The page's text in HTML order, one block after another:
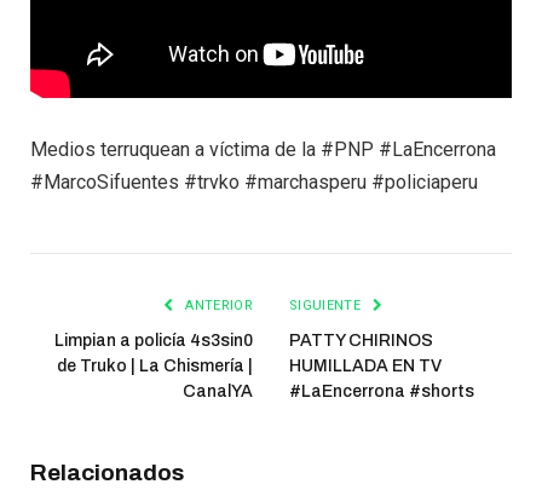
Medios terruquean a víctima de la #PNP #LaEncerrona
#MarcoSifuentes #trvko #marchasperu #policiaperu
ANTERIOR
Limpian a policía 4s3sin0
de Truko | La Chismería |
CanalYA
SIGUIENTE
PATTY CHIRINOS
HUMILLADA EN TV
#LaEncerrona #shorts
Relacionados